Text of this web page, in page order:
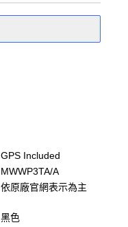
GPS Included
MWWP3TA/A
依原廠官網表示為主
黑色